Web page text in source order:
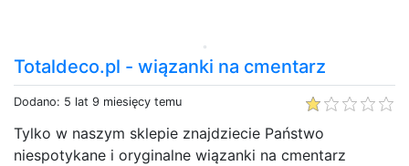
Totaldeco.pl - wiązanki na cmentarz
Dodano: 5 lat 9 miesięcy temu
Tylko w naszym sklepie znajdziecie Państwo
niespotykane i oryginalne wiązanki na cmentarz